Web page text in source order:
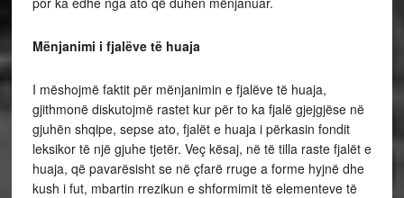
Mënjanimi i fjalëve të huaja
I mëshojmë faktit për mënjanimin e fjalëve të huaja,
gjithmonë diskutojmë rastet kur për to ka fjalë gjejgjëse në
gjuhën shqipe, sepse ato, fjalët e huaja i përkasin fondit
leksikor të një gjuhe tjetër. Veç kësaj, në të tilla raste fjalët e
huaja, që pavarësisht se në çfarë rruge a forme hyjnë dhe
kush i fut, mbartin rrezikun e shformimit të elementeve të